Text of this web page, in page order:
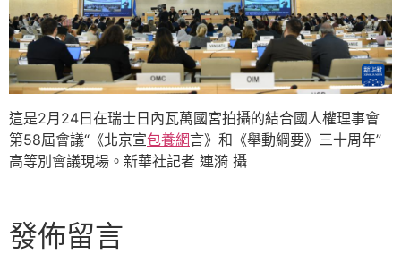
這是2月24日在瑞士日內瓦萬國宮拍攝的結合國人權理事會
第58屆會議“《北京宣包養網言》和《舉動綱要》三十周年”
高等別會議現場。新華社記者 連漪 攝
發佈留言